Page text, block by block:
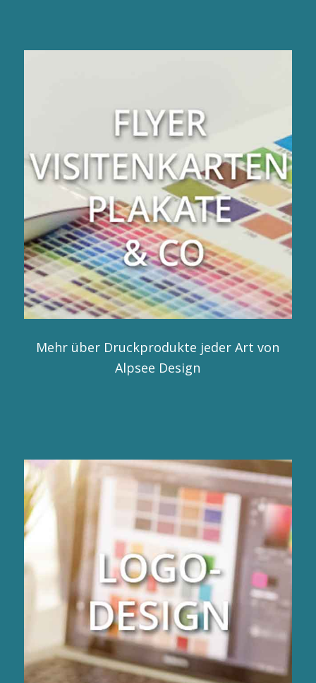
Mehr über Druckprodukte jeder Art von
Alpsee Design